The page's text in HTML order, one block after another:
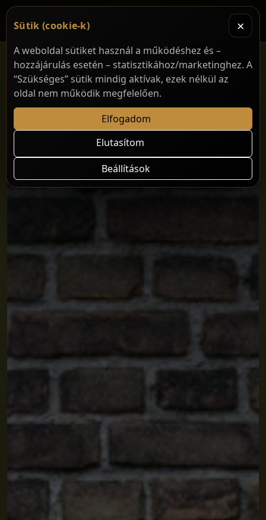
Sütik (cookie-k) ×
A weboldal sütiket használ a működéshez és –
hozzájárulás esetén – statisztikához/marketinghez. A
“Szükséges” sütik mindig aktívak, ezek nélkül az
oldal nem működik megfelelően.
Elfogadom
Elutasítom
Beállítások